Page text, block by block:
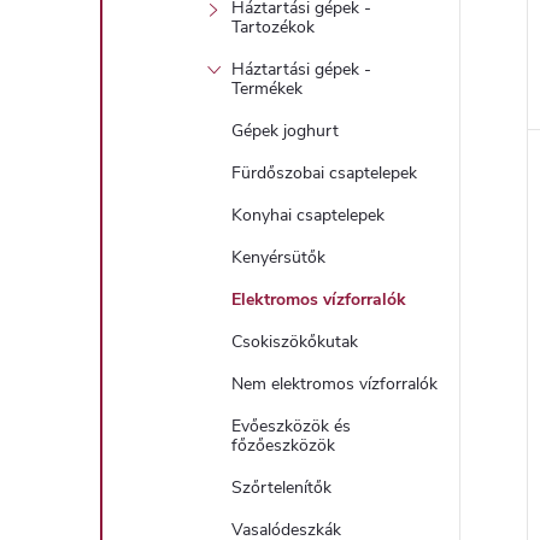
Háztartási gépek -
Tartozékok
Háztartási gépek -
Termékek
Gépek joghurt
Fürdőszobai csaptelepek
Konyhai csaptelepek
Kenyérsütők
Elektromos vízforralók
Csokiszökőkutak
Nem elektromos vízforralók
Evőeszközök és
főzőeszközök
Szőrtelenítők
Vasalódeszkák
l